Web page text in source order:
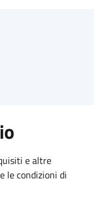
e altre
le condizioni di